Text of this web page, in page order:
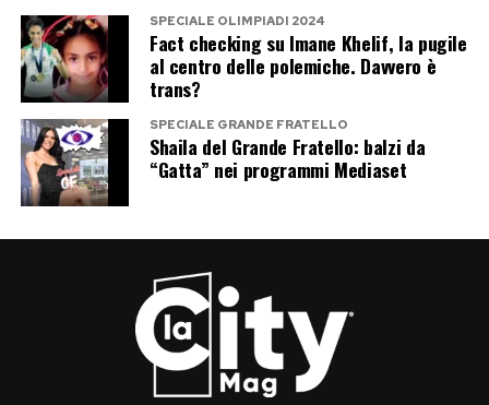
SPECIALE OLIMPIADI 2024
Fact checking su Imane Khelif, la pugile
al centro delle polemiche. Davvero è
trans?
SPECIALE GRANDE FRATELLO
Shaila del Grande Fratello: balzi da
“Gatta” nei programmi Mediaset